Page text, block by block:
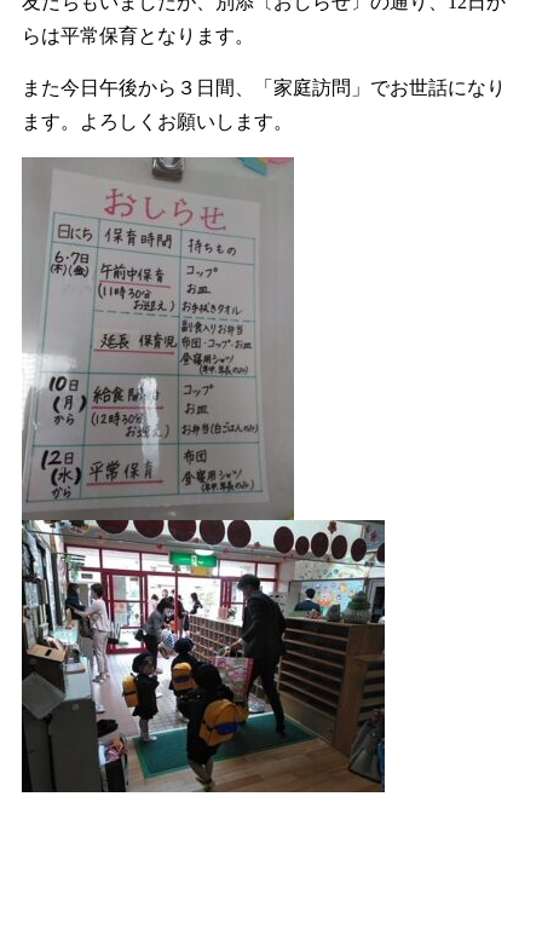
らは平常保育となります。
また今日午後から３日間、「家庭訪問」でお世話になり
ます。よろしくお願いします。